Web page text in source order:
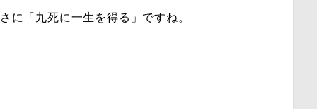
に「九死に一生を得る」ですね。